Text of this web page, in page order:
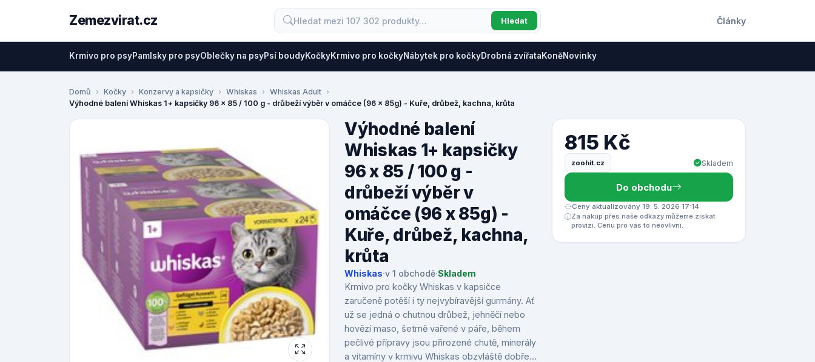
Zemezvirat.cz Hledat Články
Krmivo pro psyPamlsky pro psyOblečky na psyPsí boudyKočkyKrmivo pro kočkyNábytek pro kočkyDrobná zvířataKoněNovinky
Domů Kočky Konzervy a kapsičky Whiskas
Whiskas Adult
Výhodné balení Whiskas 1+ kapsičky 96 x 85 / 100 g - drůbeží výběr v omáčce (96 x 85g) - Kuře, drůbež, kachna, krůta
Výhodné balení
Whiskas 1+ kapsičky
96 x 85 / 100 g -
drůbeží výběr v
omáčce (96 x 85g) -
Kuře, drůbež, kachna,
krůta
Whiskas·v 1 obchodě·Skladem
Krmivo pro kočky Whiskas v kapsičce
zaručeně potěší i ty nejvybíravější gurmány. Ať
už se jedná o chutnou drůbež, jehněčí nebo
hovězí maso, šetrně vařené v páře, během
pečlivé přípravy jsou přirozené chutě, minerály
a vitamíny v krmivu Whiskas obzvláště dobře...
815 Kč
zoohit.cz Skladem
Do obchodu
Ceny aktualizovány 19. 5. 2026 17:14
Za nákup přes naše odkazy můžeme získat
provizi. Cenu pro vás to neovlivní.